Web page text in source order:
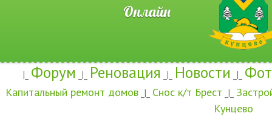
Онлайн
|_ Форум _|_ Реновация _|_ Новости _|_
Капитальный ремонт домов _|_ Снос к/т Брест _|_
Кунцево